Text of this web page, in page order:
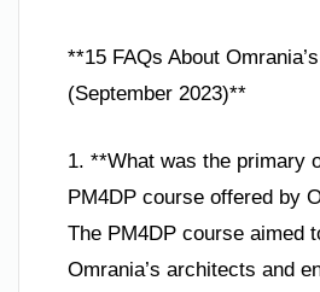
**15 FAQs About
(September 2023)**
1. **What was the primary
PM4DP course offered by
The PM4DP course aimed
Omrania’s architects and